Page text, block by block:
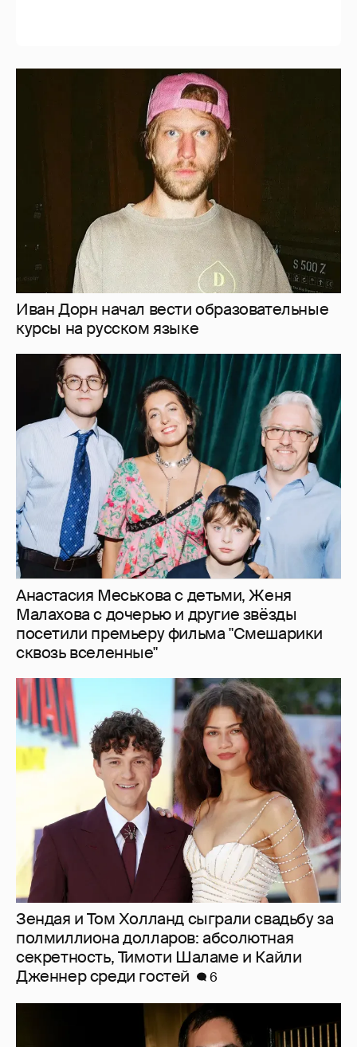
Иван Дорн начал вести образовательные
курсы на русском языке
Анастасия Меськова с детьми, Женя
Малахова с дочерью и другие звёзды
посетили премьеру фильма "Смешарики
сквозь вселенные"
Зендая и Том Холланд сыграли свадьбу за
полмиллиона долларов: абсолютная
секретность, Тимоти Шаламе и Кайли
Дженнер среди гостей